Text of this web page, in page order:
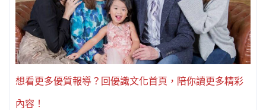
想看更多優質報導？回優識文化首頁，陪你讀更多精彩
內容！